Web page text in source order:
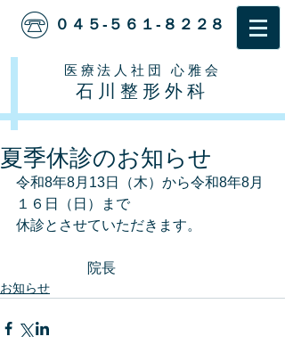
０４５-５６１-８２２８
医療法人社団 心雅会
石川整形外科
夏季休診のお知らせ
令和8年8月13日（木）から令和8年8月
１６日（日）まで
休診とさせていただきます。
院長
お知らせ